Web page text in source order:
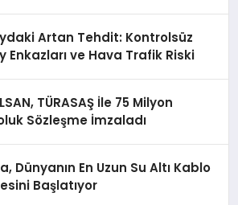
Artan Tehdit: Kontrolsüz
Enkazları ve Hava Trafik Riski
TÜRASAŞ İle 75 Milyon
Sözleşme İmzaladı
Dünyanın En Uzun Su Altı Kablo
Başlatıyor